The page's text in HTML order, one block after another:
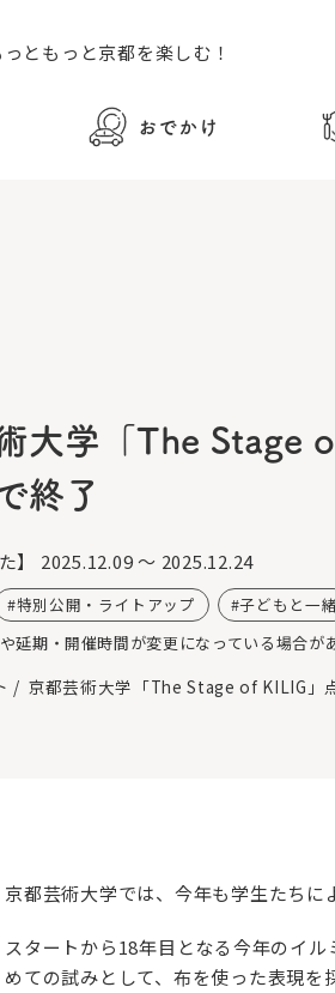
っともっと京都を楽しむ！
おでかけ
大学「The
終了
】 2025.12.09 ～ 2025.12.24
特別公開・ライトアップ
子どもと一
延期・開催時間が変更になっている場合
京都芸術大学「The Stage of KILIG
京都芸術大学では、今年も学生たち
スタートから18年目となる今年のイ
めての試みとして、布を使った表現